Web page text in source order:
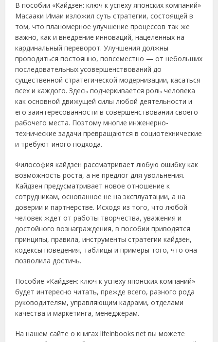
В пособии «Кайдзен: ключ к успеху японских компаний»
Масааки Имаи изложил суть стратегии, состоящей в
том, что планомерное улучшение процессов так же
важно, как и внедрение инноваций, нацеленных на
кардинальный переворот. Улучшения должны
проводиться постоянно, повсеместно — от небольших
последовательных усовершенствований до
существенной стратегической модернизации, касаться
всех и каждого. Здесь подчеркивается роль человека
как основной движущей силы любой деятельности и
его заинтересованности в совершенствовании своего
рабочего места. Поэтому многие инженерно-
технические задачи превращаются в социотехнические
и требуют иного подхода.
Философия кайдзен рассматривает любую ошибку как
возможность роста, а не предлог для увольнения.
Кайдзен предусматривает новое отношение к
сотрудникам, основанное не на эксплуатации, а на
доверии и партнерстве. Исходя из того, что любой
человек ждет от работы творчества, уважения и
достойного вознаграждения, в пособии приводятся
принципы, правила, инструменты стратегии кайдзен,
кодексы поведения, таблицы и примеры того, что она
позволила достичь.
Пособие «Кайдзен: ключ к успеху японских компаний»
будет интересно читать, прежде всего, разного рода
руководителям, управляющим кадрами, отделами
качества и маркетинга, менеджерам.
На нашем сайте о книгах lifeinbooks.net вы можете